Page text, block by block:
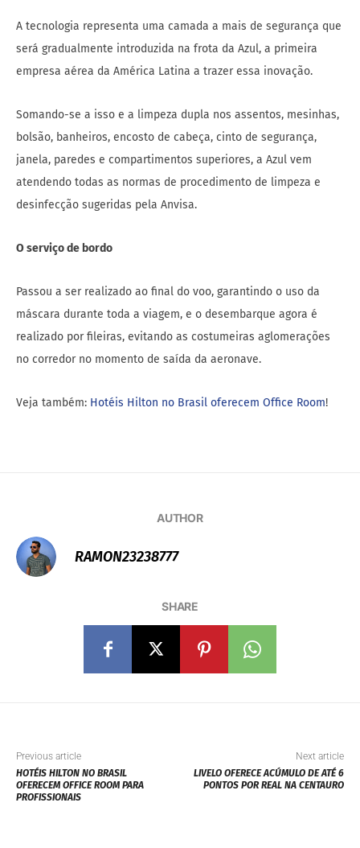
A tecnologia representa uma camada a mais de segurança que
será gradualmente introduzida na frota da Azul, a primeira
empresa aérea da América Latina a trazer essa inovação.
Somando-se a isso e a limpeza dupla nos assentos, mesinhas,
bolsão, banheiros, encosto de cabeça, cinto de segurança,
janela, paredes e compartimentos superiores, a Azul vem
atendendo todas as normas de procedimento de limpeza e
desinfecção sugeridas pela Anvisa.
O serviço de bordo
Passou a ser realizado ao final do voo, garantindo o uso da
máscara durante toda a viagem, e o desembarque agora é
realizado por fileiras, evitando as costumeiras aglomerações
no corredor no momento de saída da aeronave.
Veja também: Hotéis Hilton no Brasil oferecem Office Room!
AUTHOR
RAMON23238777
SHARE
Previous article
HOTÉIS HILTON NO BRASIL
OFERECEM OFFICE ROOM PARA
PROFISSIONAIS
Next article
LIVELO OFERECE ACÚMULO DE ATÉ 6
PONTOS POR REAL NA CENTAURO